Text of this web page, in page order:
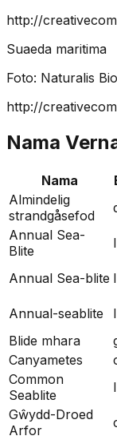
http://
Suaeda maritima
Foto: Naturalis
http://
Nama
Nama
Almindelig
strandgåsefod
Annual Sea-
Blite
Annual Sea-blite
Annual-seablite
Blide mhara
Canyametes
Common
Seablite
Gŵydd-Droed
Arfor